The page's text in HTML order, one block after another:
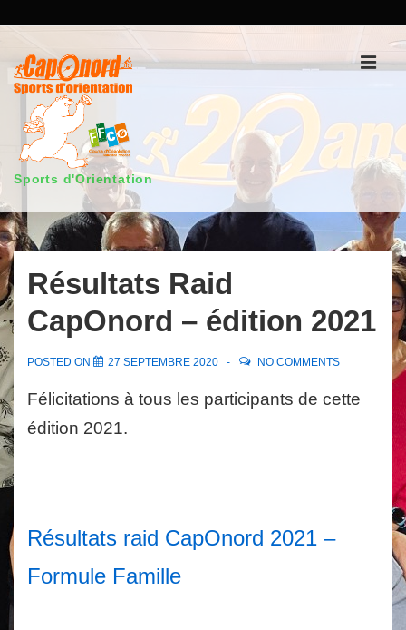
contenu
principal
Sports d'Orientation
Main
Navigation
Résultats Raid
CapOnord – édition 2021
POSTED ON 27 SEPTEMBRE 2020 NO COMMENTS
Félicitations à tous les participants de cette
édition 2021.
Résultats raid CapOnord 2021 –
Formule Famille